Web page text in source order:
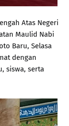
Atas Negeri
Maulid Nabi
Baru, Selasa
dengan
siswa, serta